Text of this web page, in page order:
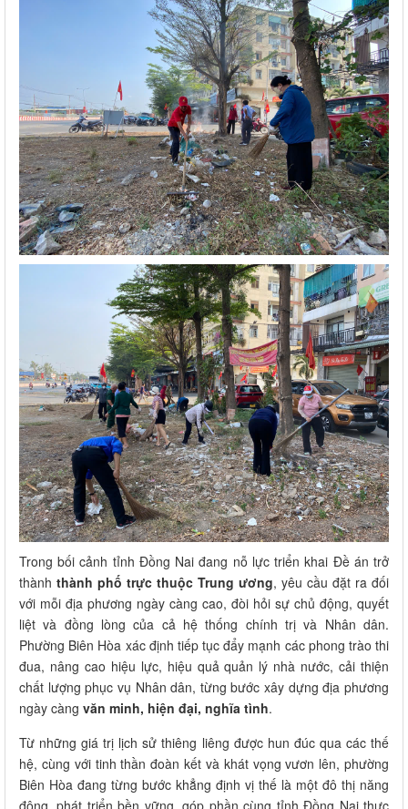
Trong bối cảnh tỉnh Đồng Nai đang nỗ lực triển khai Đề án trở
thành thành phố trực thuộc Trung ương, yêu cầu đặt ra đối
với mỗi địa phương ngày càng cao, đòi hỏi sự chủ động, quyết
liệt và đồng lòng của cả hệ thống chính trị và Nhân dân.
Phường Biên Hòa xác định tiếp tục đẩy mạnh các phong trào thi
đua, nâng cao hiệu lực, hiệu quả quản lý nhà nước, cải thiện
chất lượng phục vụ Nhân dân, từng bước xây dựng địa phương
ngày càng văn minh, hiện đại, nghĩa tình.
Từ những giá trị lịch sử thiêng liêng được hun đúc qua các thế
hệ, cùng với tinh thần đoàn kết và khát vọng vươn lên, phường
Biên Hòa đang từng bước khẳng định vị thế là một đô thị năng